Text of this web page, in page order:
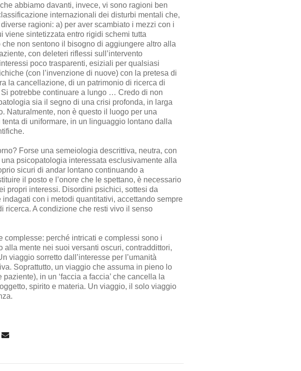
abbiamo davanti, invece, vi sono ragioni ben
internazionali dei disturbi mentali che,
ragioni: a) per aver scambiato i mezzi con i
sintetizzata entro rigidi schemi tutta
non sentono il bisogno di aggiungere altro alla
con deleteri riflessi sull’intervento
poco trasparenti, esiziali per qualsiasi
(con l’invenzione di nuove) con la pretesa di
la cancellazione, di un patrimonio di ricerca di
potrebbe continuare a lungo … Credo di non
sia il segno di una crisi profonda, in larga
Naturalmente, non è questo il luogo per una
di uniformare, in un linguaggio lontano dalla
Forse una semeiologia descrittiva, neutra, con
psicopatologia interessata esclusivamente alla
sicuri di andar lontano continuando a
il posto e l’onore che le spettano, è necessario
propri interessi. Disordini psichici, sottesi da
con i metodi quantitativi, accettando sempre
ricerca. A condizione che resti vivo il senso
perché intricati e complessi sono i
mente nei suoi versanti oscuri, contraddittori,
viaggio sorretto dall’interesse per l’umanità
Soprattutto, un viaggio che assuma in pieno lo
in un ‘faccia a faccia’ che cancella la
spirito e materia. Un viaggio, il solo viaggio